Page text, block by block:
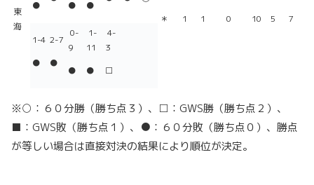
東
海
●
●
●
＊
1 1 0 10 5
7
1-4
●
2-7
●
0-
9
●
1-
11
●
4-
3
□
※○：６０分勝（勝ち点３）、□：GWS勝（勝ち点２）、
■：GWS敗（勝ち点１）、●：６０分敗（勝ち点０）、勝点
が等しい場合は直接対決の結果により順位が決定。